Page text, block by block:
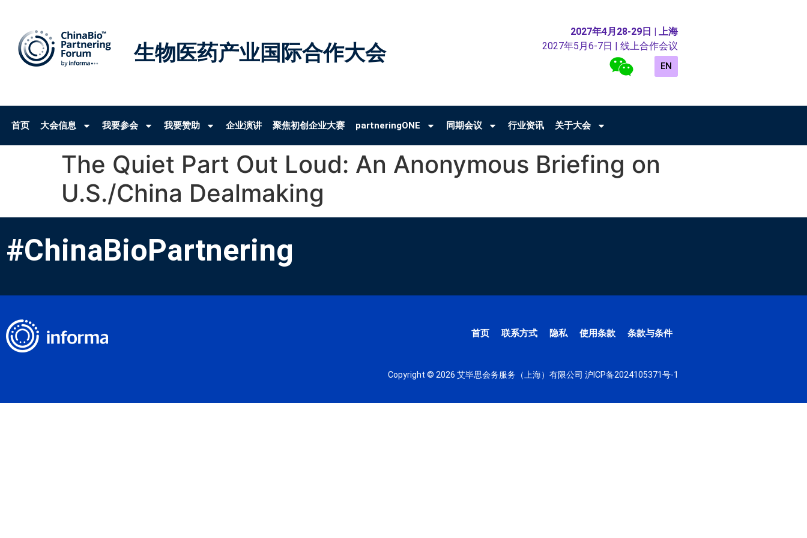
生物医药产业国际合作大会
2027年4月28-29日 | 上海
2027年5月6-7日 | 线上合作会议
EN
首页 大会信息 我要参会 我要赞助 企业演讲 聚焦初创企业大赛 partneringONE 同期会议 行业资讯 关于大会
The Quiet Part Out Loud: An Anonymous Briefing on
U.S./China Dealmaking
#ChinaBioPartnering
首页 联系方式 隐私 使用条款 条款与条件
Copyright © 2026 艾毕思会务服务（上海）有限公司 沪ICP备2024105371号-1